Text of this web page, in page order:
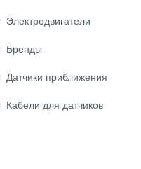
Электродвигатели
Бренды
Датчики приближения
Кабели для датчиков